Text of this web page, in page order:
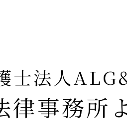
士法人
律事務所